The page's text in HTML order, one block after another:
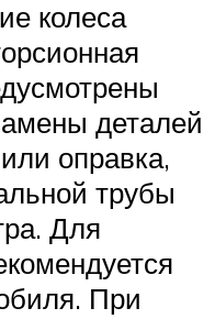
колеса
деталей
оправка,
трубы
Для
При